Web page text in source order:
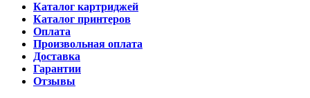
Каталог картриджей
Каталог принтеров
Оплата
Произвольная оплата
Доставка
Гарантии
Отзывы